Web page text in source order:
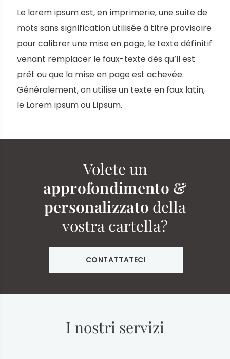
Le lorem ipsum est, en imprimerie, une suite de
mots sans signification utilisée à titre provisoire
pour calibrer une mise en page, le texte définitif
venant remplacer le faux-texte dès qu’il est
prêt ou que la mise en page est achevée.
Généralement, on utilise un texte en faux latin,
le Lorem ipsum ou Lipsum.
Volete un
approfondimento &
personalizzato della
vostra cartella?
CONTATTATECI
I nostri servizi